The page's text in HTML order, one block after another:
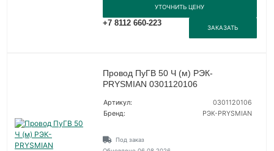
УТОЧНИТЬ ЦЕНУ
+7 8112 660-223
ЗАКАЗАТЬ
Провод ПуГВ 50 Ч (м) РЭК-
PRYSMIAN 0301120106
Артикул:
0301120106
Бренд:
РЭК-PRYSMIAN
Под заказ